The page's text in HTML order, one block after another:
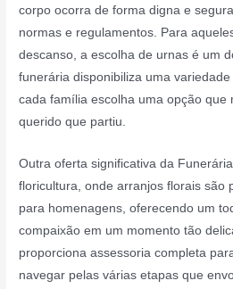
corpo ocorra de forma digna e
normas e regulamentos. Para
descanso, a escolha de urnas é um
funerária disponibiliza uma
cada família escolha uma opção que
querido que partiu.
Outra oferta significativa da
floricultura, onde arranjos florais são
para homenagens, oferecendo um
compaixão em um momento tão
proporciona assessoria completa
navegar pelas várias etapas que